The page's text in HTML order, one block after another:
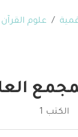
علوم القرآن
الكتب 1